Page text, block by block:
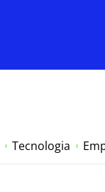
Tecnologia